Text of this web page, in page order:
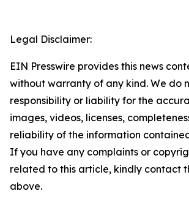
Legal Disclaimer:
EIN Presswire provides this news
without warranty of any kind. We do
responsibility or liability for the
images, videos, licenses,
reliability of the information
If you have any complaints or
related to this article, kindly contact
above.